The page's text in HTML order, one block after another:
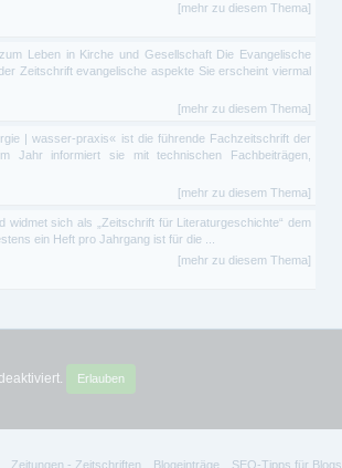
[mehr zu diesem Thema]
Leben in Kirche und Gesellschaft Die Evangelische
Zeitschrift evangelische aspekte Sie erscheint viermal
[mehr zu diesem Thema]
| wasser-praxis« ist die führende Fachzeitschrift der
informiert sie mit technischen Fachbeiträgen,
[mehr zu diesem Thema]
widmet sich als „Zeitschrift für Literaturgeschichte“ dem
ein Heft pro Jahrgang ist für die ...
[mehr zu diesem Thema]
Erlauben
Zeitungen - Zeitschriften Blogeinträge SEO-Tipps für Blogs